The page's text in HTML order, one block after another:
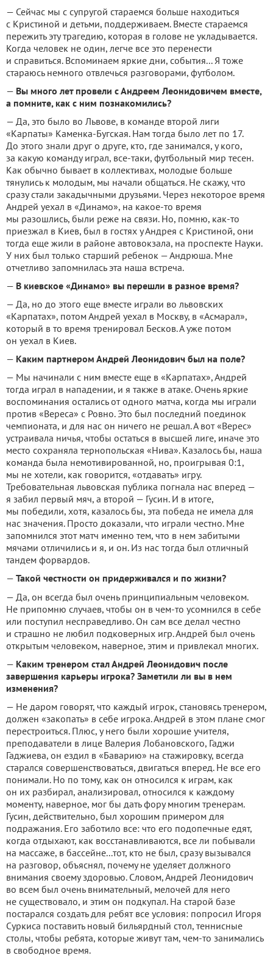
— Сейчас мы с супругой стараемся больше находиться
с Кристиной и детьми, поддерживаем. Вместе стараемся
пережить эту трагедию, которая в голове не укладывается.
Когда человек не один, легче все это перенести
и справиться. Вспоминаем яркие дни, события... Я тоже
стараюсь немного отвлечься разговорами, футболом.
— Вы много лет провели с Андреем Леонидовичем вместе,
а помните, как с ним познакомились?
— Да, это было во Львове, в команде второй лиги
«Карпаты» Каменка-Бугская. Нам тогда было лет по 17.
До этого знали друг о друге, кто, где занимался, у кого,
за какую команду играл, все-таки, футбольный мир тесен.
Как обычно бывает в коллективах, молодые больше
тянулись к молодым, мы начали общаться. Не скажу, что
сразу стали закадычными друзьями. Через некоторое время
Андрей уехал в «Динамо», на какое-то время
мы разошлись, были реже на связи. Но, помню, как-то
приезжал в Киев, был в гостях у Андрея с Кристиной, они
тогда еще жили в районе автовокзала, на проспекте Науки.
У них был только старший ребенок — Андрюша. Мне
отчетливо запомнилась эта наша встреча.
— В киевское «Динамо» вы перешли в разное время?
— Да, но до этого еще вместе играли во львовских
«Карпатах», потом Андрей уехал в Москву, в «Асмарал»,
который в то время тренировал Бесков. А уже потом
он уехал в Киев.
— Каким партнером Андрей Леонидович был на поле?
— Мы начинали с ним вместе еще в «Карпатах», Андрей
тогда играл в нападении, и я также в атаке. Очень яркие
воспоминания остались от одного матча, когда мы играли
против «Вереса» с Ровно. Это был последний поединок
чемпионата, и для нас он ничего не решал. А вот «Верес»
устраивала ничья, чтобы остаться в высшей лиге, иначе это
место сохраняла тернопольская «Нива». Казалось бы, наша
команда была немотивированной, но, проигрывая 0:1,
мы не хотели, как говорится, «отдавать» игру.
Требовательная львовская публика погнала нас вперед —
я забил первый мяч, а второй — Гусин. И в итоге,
мы победили, хотя, казалось бы, эта победа не имела для
нас значения. Просто доказали, что играли честно. Мне
запомнился этот матч именно тем, что в нем забитыми
мячами отличились и я, и он. Из нас тогда был отличный
тандем форвардов.
— Такой честности он придерживался и по жизни?
— Да, он всегда был очень принципиальным человеком.
Не припомню случаев, чтобы он в чем-то усомнился в себе
или поступил несправедливо. Он сам все делал честно
и страшно не любил подковерных игр. Андрей был очень
открытым человеком, наверное, этим и привлекал многих.
— Каким тренером стал Андрей Леонидович после
завершения карьеры игрока? Заметили ли вы в нем
изменения?
— Не даром говорят, что каждый игрок, становясь тренером,
должен «закопать» в себе игрока. Андрей в этом плане смог
перестроиться. Плюс, у него были хорошие учителя,
преподаватели в лице Валерия Лобановского, Гаджи
Гаджиева, он ездил в «Баварию» на стажировку, всегда
старался совершенствоваться, двигаться вперед. Не все его
понимали. Но по тому, как он относился к играм, как
он их разбирал, анализировал, относился к каждому
моменту, наверное, мог бы дать фору многим тренерам.
Гусин, действительно, был хорошим примером для
подражания. Его заботило все: что его подопечные едят,
когда отдыхают, как восстанавливаются, все ли побывали
на массаже, в бассейне...тот, кто не был, сразу вызывался
на разговор, объяснял, почему не уделяет должного
внимания своему здоровью. Словом, Андрей Леонидович
во всем был очень внимательный, мелочей для него
не существовало, и этим он подкупал. На старой базе
постарался создать для ребят все условия: попросил Игоря
Суркиса поставить новый бильярдный стол, теннисные
столы, чтобы ребята, которые живут там, чем-то занимались
в свободное время.